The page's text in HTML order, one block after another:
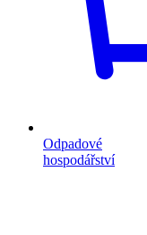
Odpadové
hospodářství